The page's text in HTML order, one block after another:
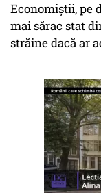
Economiştii, pe
mai sărac stat
străine dacă ar